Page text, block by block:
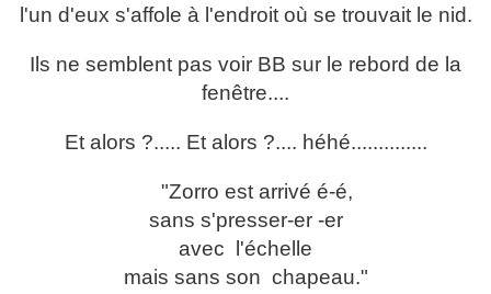
l'un d'eux s'affole à l'endroit où se trouvait le nid.
Ils ne semblent pas voir BB sur le rebord de la
fenêtre....
Et alors ?..... Et alors ?.... héhé..............
"Zorro est arrivé é-é,
sans s'presser-er -er
avec l'échelle
mais sans son chapeau."